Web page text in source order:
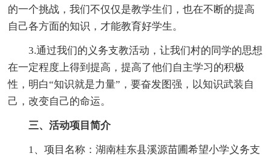
的一个挑战，我们不仅仅是教学生们，也在不断的提高
自己各方面的知识，才能教育好学生。
3.通过我们的义务支教活动，让我们村的同学的思想
在一定程度上得到提高，提高了他们自主学习的积极
性，明白“知识就是力量”，要奋发图强，以知识武装自
己，改变自己的命运。
三、活动项目简介
1、项目名称：湖南桂东县溪源苗圃希望小学义务支